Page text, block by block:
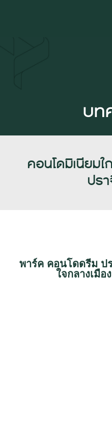
บท
คอนโดมิเนียม
ปร
พาร์ค คอนโดดรีม ป
ใจกลางเมือ